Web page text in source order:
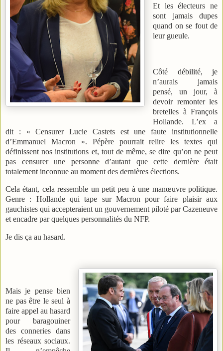
Et les électeurs ne
sont jamais dupes
quand on se fout de
leur gueule.
Côté débilité, je
n’aurais jamais
pensé, un jour, à
devoir remonter les
bretelles à François
Hollande. L’ex a
dit : « Censurer Lucie Castets est une faute institutionnelle
d’Emmanuel Macron ». Pépère pourrait relire les textes qui
définissent nos institutions et, tout de même, se dire qu’on ne peut
pas censurer une personne d’autant que cette dernière était
totalement inconnue au moment des dernières élections.
Cela étant, cela ressemble un petit peu à une manœuvre politique.
Genre : Hollande qui tape sur Macron pour faire plaisir aux
gauchistes qui accepteraient un gouvernement piloté par Cazeneuve
et encadre par quelques personnalités du NFP.
Je dis ça au hasard.
Mais je pense bien
ne pas être le seul à
faire appel au hasard
pour baragouiner
des conneries dans
les réseaux sociaux.